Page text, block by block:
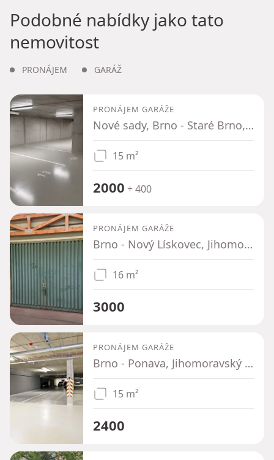
Podobné nabídky jako tato
nemovitost
PRONÁJEM GARÁŽ
PRONÁJEM GARÁŽE
Nové sady, Brno - Staré Brno, Jihomoravský kraj
15 m²
2000 + 400
PRONÁJEM GARÁŽE
Brno - Nový Lískovec, Jihomoravský kraj
16 m²
3000
PRONÁJEM GARÁŽE
Brno - Ponava, Jihomoravský kraj
15 m²
2400